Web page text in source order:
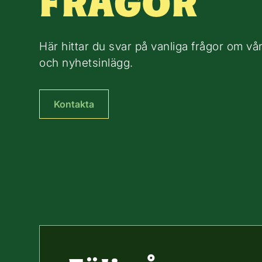
Här hittar du svar på vanliga frågor om
och nyhetsinlägg.
Kontakta